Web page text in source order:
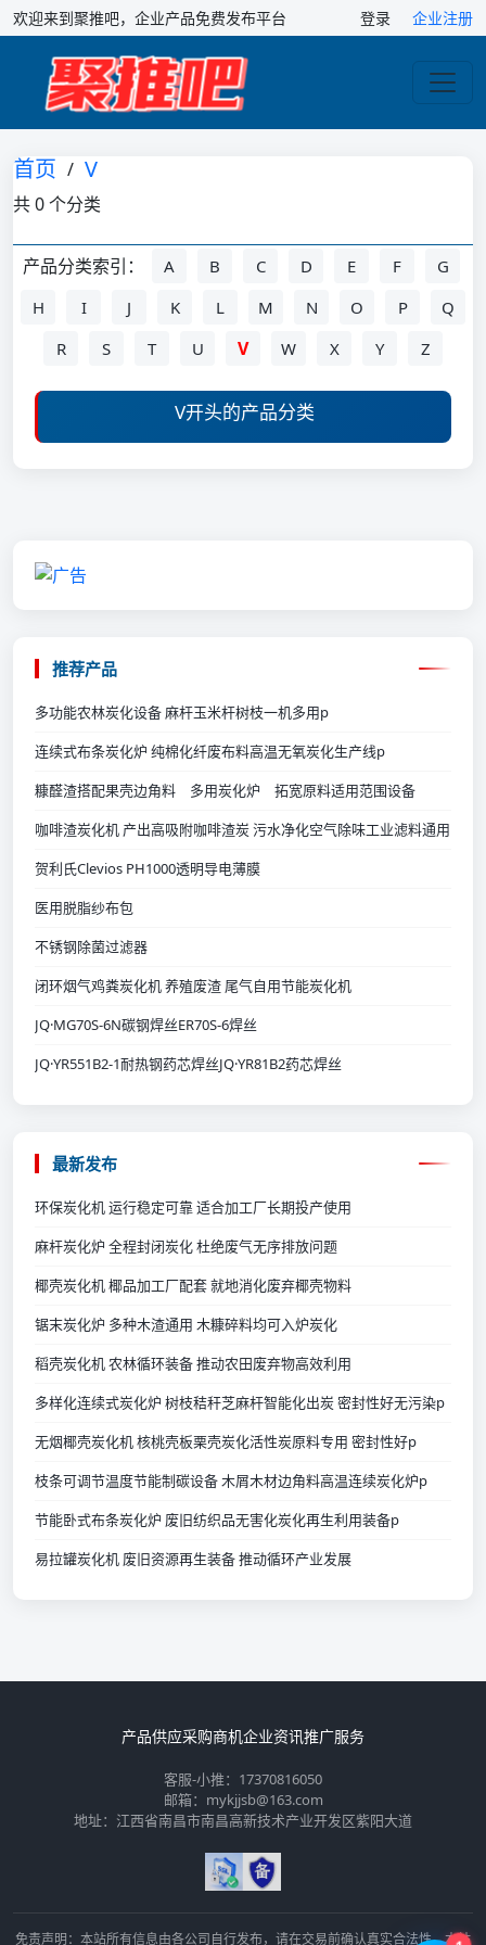
欢迎来到聚推吧，企业产品免费发布平台 登录 企业注册
首页 / V
共 0 个分类
产品分类索引： A B C D E F
G
H
I J K L M N O P
Q
R
S T U V W X Y Z
V开头的产品分类
推荐产品
多功能农林炭化设备 麻杆玉米杆树枝一机多用p
连续式布条炭化炉 纯棉化纤废布料高温无氧炭化生产线p
糠醛渣搭配果壳边角料 多用炭化炉 拓宽原料适用范围设备
咖啡渣炭化机 产出高吸附咖啡渣炭 污水净化空气除味工业滤料通用
贺利氏Clevios PH1000透明导电薄膜
医用脱脂纱布包
不锈钢除菌过滤器
闭环烟气鸡粪炭化机 养殖废渣 尾气自用节能炭化机
JQ·MG70S-6N碳钢焊丝ER70S-6焊丝
JQ·YR551B2-1耐热钢药芯焊丝JQ·YR81B2药芯焊丝
最新发布
环保炭化机 运行稳定可靠 适合加工厂长期投产使用
麻杆炭化炉 全程封闭炭化 杜绝废气无序排放问题
椰壳炭化机 椰品加工厂配套 就地消化废弃椰壳物料
锯末炭化炉 多种木渣通用 木糠碎料均可入炉炭化
稻壳炭化机 农林循环装备 推动农田废弃物高效利用
多样化连续式炭化炉 树枝秸秆芝麻杆智能化出炭 密封性好无污染p
无烟椰壳炭化机 核桃壳板栗壳炭化活性炭原料专用 密封性好p
枝条可调节温度节能制碳设备 木屑木材边角料高温连续炭化炉p
节能卧式布条炭化炉 废旧纺织品无害化炭化再生利用装备p
易拉罐炭化机 废旧资源再生装备 推动循环产业发展
产品供应采购商机企业资讯推广服务
客服-小推：17370816050
邮箱：mykjjsb@163.com
地址：江西省南昌市南昌高新技术产业开发区紫阳大道
免责声明：本站所有信息由各公司自行发布，请在交易前确认真实合法性，本站